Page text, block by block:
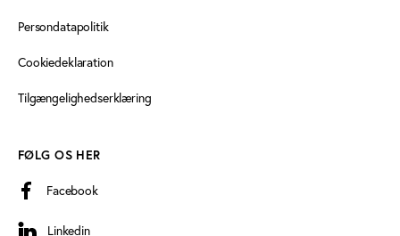
Persondatapolitik
Cookiedeklaration
Tilgængelighedserklæring
FØLG OS HER
Facebook
Linkedin